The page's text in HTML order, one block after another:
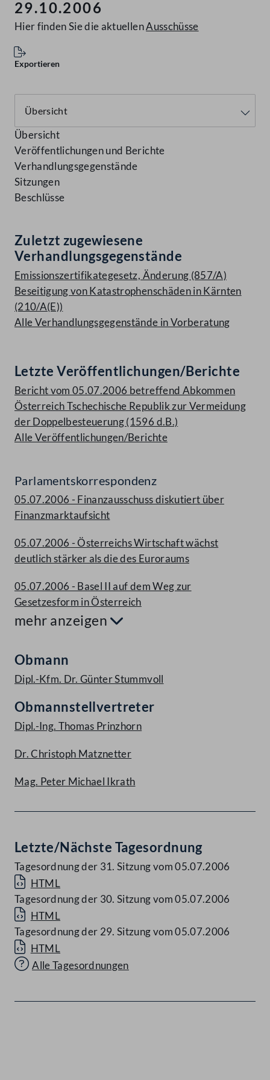
29.10.2006
Hier finden Sie die aktuellenAusschüsse
Exportieren
Übersicht
Veröffentlichungen und Berichte
Verhandlungsgegenstände
Sitzungen
Beschlüsse
Zuletzt zugewiesene
Verhandlungsgegenstände
Emissionszertifikategesetz, Änderung (857/A)
Beseitigung von Katastrophenschäden in Kärnten
(210/A(E))
Alle Verhandlungsgegenstände in Vorberatung
Letzte Veröffentlichungen/Berichte
Bericht vom 05.07.2006 betreffend Abkommen
Österreich Tschechische Republik zur Vermeidung
der Doppelbesteuerung (1596 d.B.)
Alle Veröffentlichungen/Berichte
Parlamentskorrespondenz
05.07.2006 - Finanzausschuss diskutiert über
Finanzmarktaufsicht
05.07.2006 - Österreichs Wirtschaft wächst
deutlich stärker als die des Euroraums
05.07.2006 - Basel II auf dem Weg zur
Gesetzesform in Österreich
mehr anzeigen
Obmann
Dipl.-Kfm. Dr. Günter Stummvoll
Obmannstellvertreter
Dipl.-Ing. Thomas Prinzhorn
Dr. Christoph Matznetter
Mag. Peter Michael Ikrath
Letzte/Nächste Tagesordnung
Tagesordnung der 31. Sitzung vom 05.07.2006
HTML
Tagesordnung der 30. Sitzung vom 05.07.2006
HTML
Tagesordnung der 29. Sitzung vom 05.07.2006
HTML
Alle Tagesordnungen